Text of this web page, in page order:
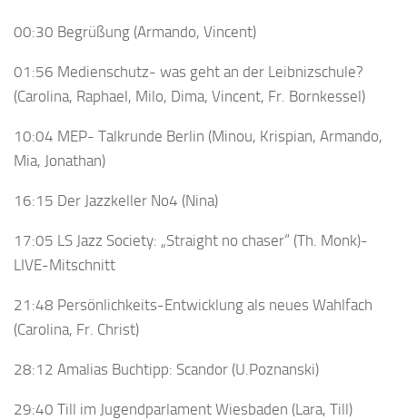
00:30 Begrüßung (Armando, Vincent)
01:56 Medienschutz- was geht an der Leibnizschule?
(Carolina, Raphael, Milo, Dima, Vincent, Fr. Bornkessel)
10:04 MEP- Talkrunde Berlin (Minou, Krispian, Armando,
Mia, Jonathan)
16:15 Der Jazzkeller No4 (Nina)
17:05 LS Jazz Society: „Straight no chaser“ (Th. Monk)-
LIVE-Mitschnitt
21:48 Persönlichkeits-Entwicklung als neues Wahlfach
(Carolina, Fr. Christ)
28:12 Amalias Buchtipp: Scandor (U.Poznanski)
29:40 Till im Jugendparlament Wiesbaden (Lara, Till)